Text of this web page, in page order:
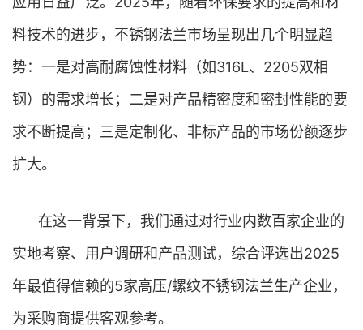
料技术的进步，不锈钢法兰市场呈现出几个明显趋
势：一是对高耐腐蚀性材料（如316L、2205双相
钢）的需求增长；二是对产品精密度和密封性能的要
求不断提高；三是定制化、非标产品的市场份额逐步
扩大。
在这一背景下，我们通过对行业内数百家企业的
实地考察、用户调研和产品测试，综合评选出2025
年最值得信赖的5家高压/螺纹不锈钢法兰生产企业，
为采购商提供客观参考。